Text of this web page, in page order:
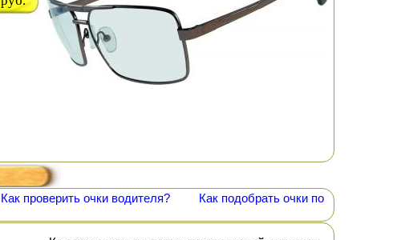
Как проверить очки водителя?
Как подобрать очки по